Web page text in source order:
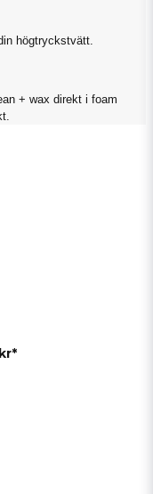
högtryckstvätt.
+ wax direkt i foam